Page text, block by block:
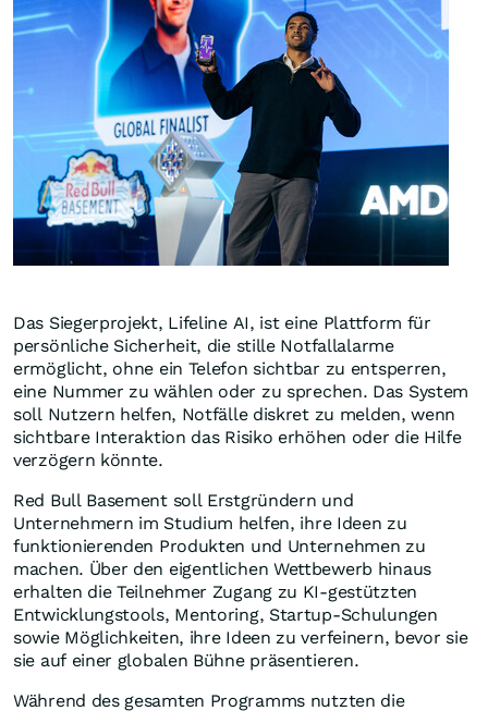
Das Siegerprojekt, Lifeline AI, ist eine Plattform für
persönliche Sicherheit, die stille Notfallalarme
ermöglicht, ohne ein Telefon sichtbar zu entsperren,
eine Nummer zu wählen oder zu sprechen. Das System
soll Nutzern helfen, Notfälle diskret zu melden, wenn
sichtbare Interaktion das Risiko erhöhen oder die Hilfe
verzögern könnte.
Red Bull Basement soll Erstgründern und
Unternehmern im Studium helfen, ihre Ideen zu
funktionierenden Produkten und Unternehmen zu
machen. Über den eigentlichen Wettbewerb hinaus
erhalten die Teilnehmer Zugang zu KI-gestützten
Entwicklungstools, Mentoring, Startup-Schulungen
sowie Möglichkeiten, ihre Ideen zu verfeinern, bevor sie
sie auf einer globalen Bühne präsentieren.
Während des gesamten Programms nutzten die